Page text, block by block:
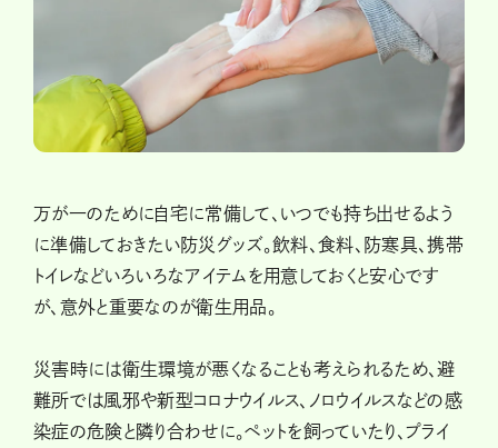
万が一のために自宅に常備して、いつでも持ち出せるよう
に準備しておきたい防災グッズ。飲料、食料、防寒具、携帯
トイレなどいろいろなアイテムを用意しておくと安心です
が、意外と重要なのが衛生用品。
災害時には衛生環境が悪くなることも考えられるため、避
難所では風邪や新型コロナウイルス、ノロウイルスなどの感
染症の危険と隣り合わせに。ペットを飼っていたり、プライ